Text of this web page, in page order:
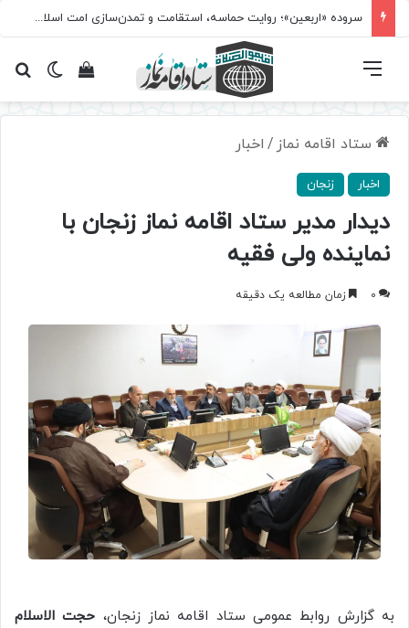
سروده‌ «اربعین»؛ روایت حماسه، استقامت و تمدن‌سازی امت اسلامی
تغییرمشاهده فهرست
ستاد اقامه نماز / اخبار
اخبار زنجان
دیدار مدیر ستاد اقامه نماز زنجان با
نماینده ولی فقیه
0 زمان مطالعه یک دقیقه
به گزارش روابط عمومی ستاد اقامه نماز زنجان، حجت الاسلام